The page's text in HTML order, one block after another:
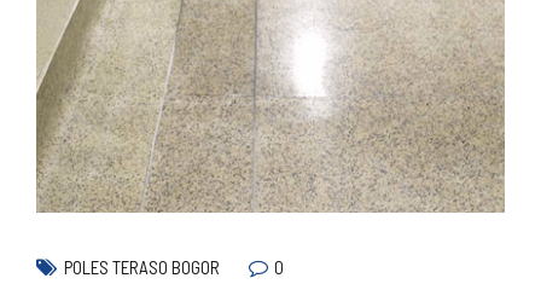
POLES TERASO BOGOR 0